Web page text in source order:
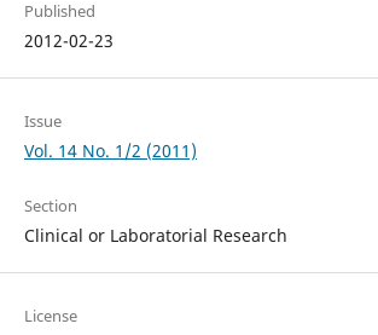
Published
2012-02-23
Issue
Vol. 14 No. 1/2 (2011)
Section
Clinical or Laboratorial Research
License